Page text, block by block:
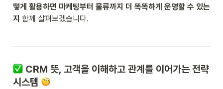
떻게 활용하면 마케팅부터 물류까지 더 똑똑하게 운영할 수 있는
지 함께 살펴보겠습니다.
CRM 뜻, 고객을 이해하고 관계를 이어가는 전략
시스템